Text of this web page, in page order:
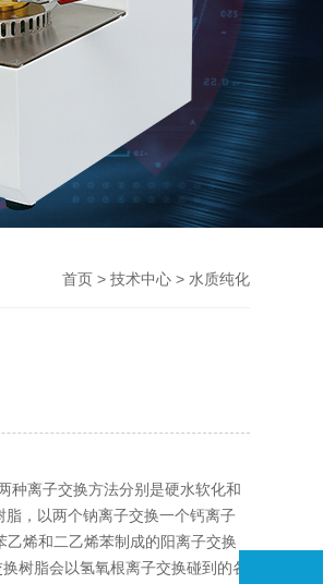
首页> 技术中心> 水质纯化
离子交换方法分别是硬水软化和
，以两个钠离子交换一个钙离子
烯和二乙烯苯制成的阳离子交换
树脂会以氢氧根离子交换碰到的各